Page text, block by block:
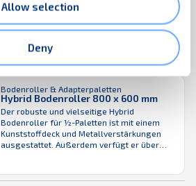
Allow selection
Deny
Paletten (600 x 400 mm) steigert die
Effizienz Ihrer Lieferkette und ist für viele
Kartondisplays geeignet. Er ist die ideale
Lösung für die Lagerung, den Transport und
auch für die Präsentation von
Massenprodukten, da er leicht in den
Verkaufsraum gerollt werden kann, um
Produkte schnell aufzufüllen und ...
Bodenroller & Adapterpaletten
Hybrid Bodenroller 800 x 600 mm
Der robuste und vielseitige Hybrid
Bodenroller für ½-Paletten ist mit einem
Kunststoffdeck und Metallverstärkungen
ausgestattet. Außerdem verfügt er über
Größen und Arten von Kunststoffkisten und -